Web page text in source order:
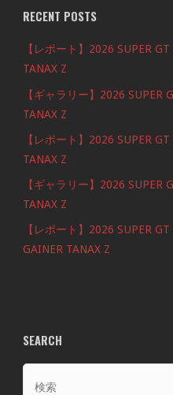
RECENT POSTS
【レポート】2026 SUPER
TANAX Z
【ギャラリー】2026 SUPER
TANAX Z
【レポート】2026 SUPER
TANAX Z
【ギャラリー】2026 SUPER
TANAX Z
【レポート】2026 SUPER
GAINER TANAX Z
SEARCH